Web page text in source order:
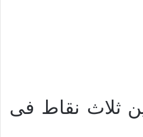
ثلاث نقاط فى